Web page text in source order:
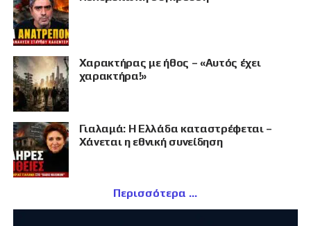
Χαρακτήρας με ήθος – «Αυτός έχει
χαρακτήρα!»
Γιαλαμά: Η Ελλάδα καταστρέφεται –
Χάνεται η εθνική συνείδηση
Περισσότερα